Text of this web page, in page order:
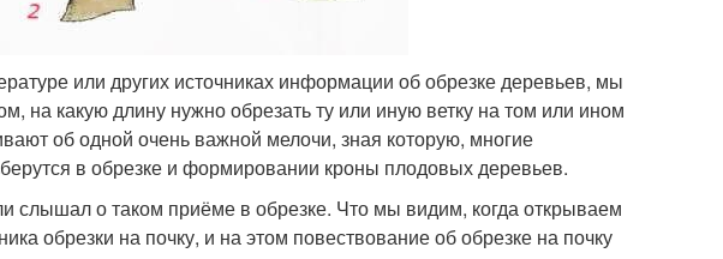
или других источниках информации об обрезке деревьев, мы
на какую длину нужно обрезать ту или иную ветку на том или ином
об одной очень важной мелочи, зная которую, многие
в обрезке и формировании кроны плодовых деревьев.
слышал о таком приёме в обрезке. Что мы видим, когда открываем
обрезки на почку, и на этом повествование об обрезке на почку